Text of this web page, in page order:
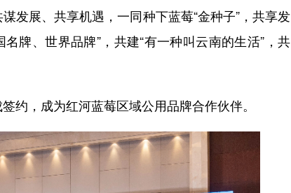
发展、共享机遇，一同种下蓝莓“金种子”，共享发
牌、世界品牌”，共建“有一种叫云南的生活”，共
，成为红河蓝莓区域公用品牌合作伙伴。